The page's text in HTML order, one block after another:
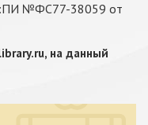
№ФС77-38059 от
на данный